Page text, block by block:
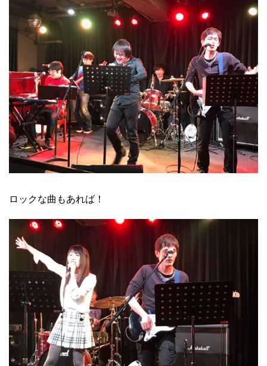
ロックな曲もあれば！